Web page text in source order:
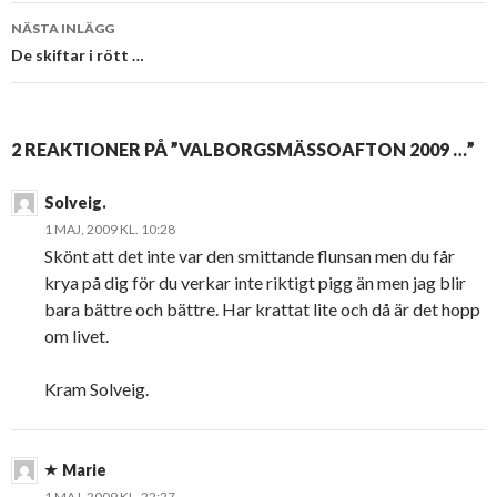
NÄSTA INLÄGG
De skiftar i rött …
2 REAKTIONER PÅ ”VALBORGSMÄSSOAFTON 2009 …”
Solveig.
1 MAJ, 2009 KL. 10:28
Skönt att det inte var den smittande flunsan men du får
krya på dig för du verkar inte riktigt pigg än men jag blir
bara bättre och bättre. Har krattat lite och då är det hopp
om livet.
Kram Solveig.
Marie